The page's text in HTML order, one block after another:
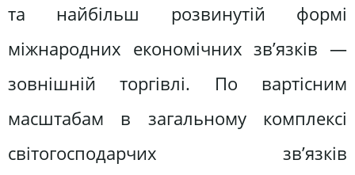
та найбільш розвинутій формі
міжнародних економічних зв’язків —
зовнішній торгівлі. По вартісним
масштабам в загальному комплексі
світогосподарчих зв’язків